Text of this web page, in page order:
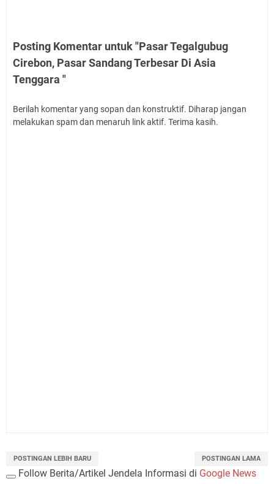
Posting Komentar untuk "Pasar Tegalgubug
Cirebon, Pasar Sandang Terbesar Di Asia
Tenggara "
Berilah komentar yang sopan dan konstruktif. Diharap jangan
melakukan spam dan menaruh link aktif. Terima kasih.
POSTINGAN LEBIH BARU POSTINGAN LAMA
Follow Berita/Artikel Jendela Informasi di Google News